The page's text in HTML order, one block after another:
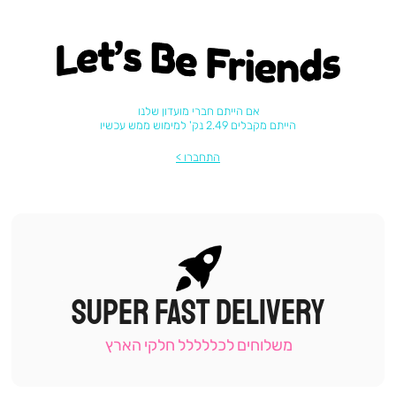
Let's be friends
אם הייתם חברי מועדון שלנו
הייתם מקבלים 2.49 נק' למימוש ממש עכשיו
התחברו
|
תומכי
-
SUPER FAST DELIVERY
משלוחים לכללללל חלקי הארץ